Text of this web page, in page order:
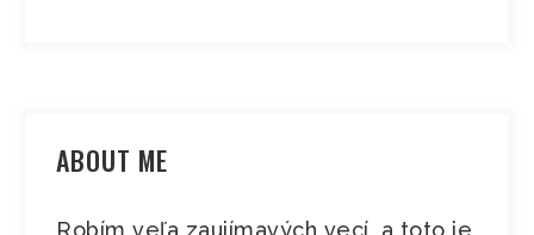
ABOUT ME
Robím veľa zaujímavých vecí, a toto je